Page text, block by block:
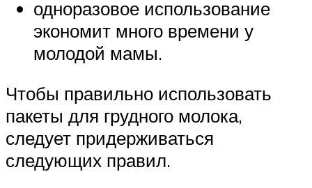
одноразовое использование
экономит много времени у
молодой мамы.
Чтобы правильно использовать
пакеты для грудного молока,
следует придерживаться
следующих правил.